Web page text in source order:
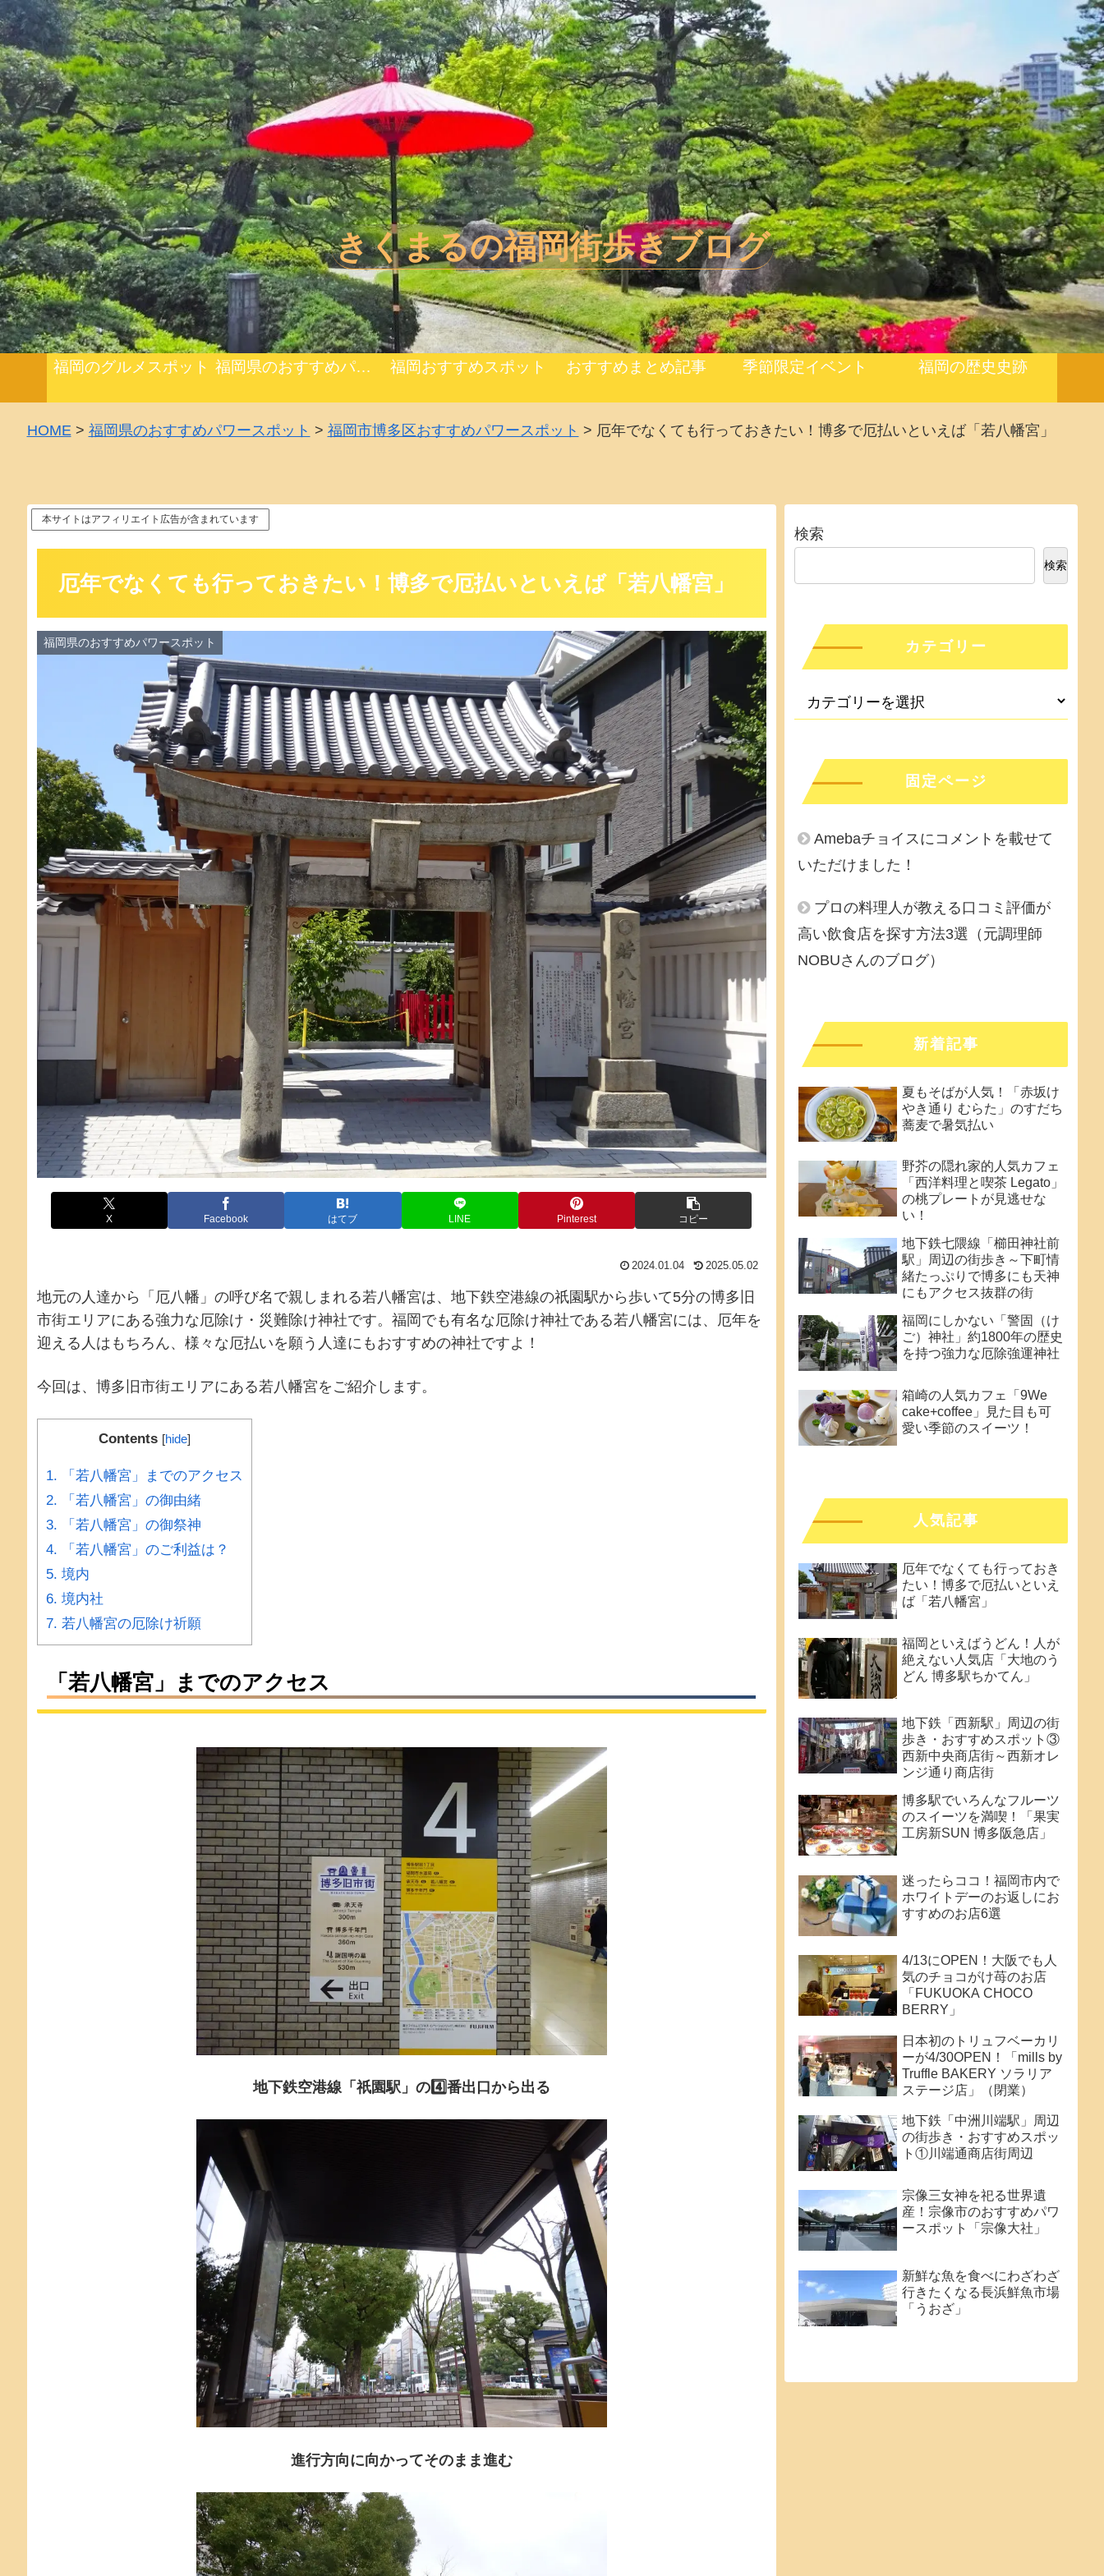
きくまるの福岡街歩きブログ
福岡のグルメスポット 福岡県のおすすめパワースポット 福岡おすすめスポット おすすめまとめ記事 季節限定イベント 福岡の歴史史跡
HOME> 福岡県のおすすめパワースポット > 福岡市博多区おすすめパワースポット > 厄年でなくても行っておきたい！博多で厄払いといえば「若八幡宮」
本サイトはアフィリエイト広告が含まれています
厄年でなくても行っておきたい！博多で厄払いといえば「若八幡宮」
福岡県のおすすめパワースポット
X Facebook はてブ LINE Pinterest コピー
2024.01.04 2025.05.02
地元の人達から「厄八幡」の呼び名で親しまれる若八幡宮は、地下鉄空港線の祇園駅から歩いて5分の博多旧
市街エリアにある強力な厄除け・災難除け神社です。福岡でも有名な厄除け神社である若八幡宮には、厄年を
迎える人はもちろん、様々な厄払いを願う人達にもおすすめの神社ですよ！
今回は、博多旧市街エリアにある若八幡宮をご紹介します。
Contents [hide]
1. 「若八幡宮」までのアクセス
2. 「若八幡宮」の御由緒
3. 「若八幡宮」の御祭神
4. 「若八幡宮」のご利益は？
5. 境内
6. 境内社
7. 若八幡宮の厄除け祈願
「若八幡宮」までのアクセス
地下鉄空港線「祇園駅」の4️⃣番出口から出る
進行方向に向かってそのまま進む
検索
検索
カテゴリー
固定ページ
Amebaチョイスにコメントを載せて
いただけました！
プロの料理人が教える口コミ評価が
高い飲食店を探す方法3選（元調理師
NOBUさんのブログ）
新着記事
夏もそばが人気！「赤坂け
やき通り むらた」のすだち
蕎麦で暑気払い
野芥の隠れ家的人気カフェ
「西洋料理と喫茶 Legato」
の桃プレートが見逃せな
い！
地下鉄七隈線「櫛田神社前
駅」周辺の街歩き～下町情
緒たっぷりで博多にも天神
にもアクセス抜群の街
福岡にしかない「警固（け
ご）神社」約1800年の歴史
を持つ強力な厄除強運神社
箱崎の人気カフェ「9We
cake+coffee」見た目も可
愛い季節のスイーツ！
人気記事
厄年でなくても行っておき
たい！博多で厄払いといえ
ば「若八幡宮」
福岡といえばうどん！人が
絶えない人気店「大地のう
どん 博多駅ちかてん」
地下鉄「西新駅」周辺の街
歩き・おすすめスポット③
西新中央商店街～西新オレ
ンジ通り商店街
博多駅でいろんなフルーツ
のスイーツを満喫！「果実
工房新SUN 博多阪急店」
迷ったらココ！福岡市内で
ホワイトデーのお返しにお
すすめのお店6選
4/13にOPEN！大阪でも人
気のチョコがけ苺のお店
「FUKUOKA CHOCO
BERRY」
日本初のトリュフベーカリ
ーが4/30OPEN！「mills by
Truffle BAKERY ソラリア
ステージ店」（閉業）
地下鉄「中洲川端駅」周辺
の街歩き・おすすめスポッ
ト①川端通商店街周辺
宗像三女神を祀る世界遺
産！宗像市のおすすめパワ
ースポット「宗像大社」
新鮮な魚を食べにわざわざ
行きたくなる長浜鮮魚市場
「うおざ」